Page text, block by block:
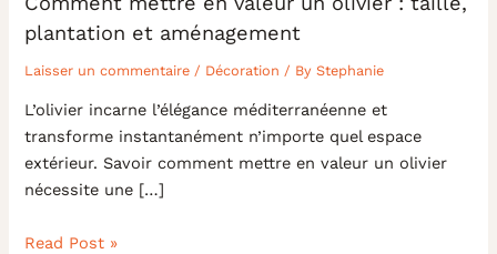
plantation et aménagement
Laisser un commentaire / Décoration / ByStephanie
L’olivier incarne l’élégance méditerranéenne et
transforme instantanément n’importe quel espace
extérieur. Savoir comment mettre en valeur un olivier
nécessite une […]
Read Post »